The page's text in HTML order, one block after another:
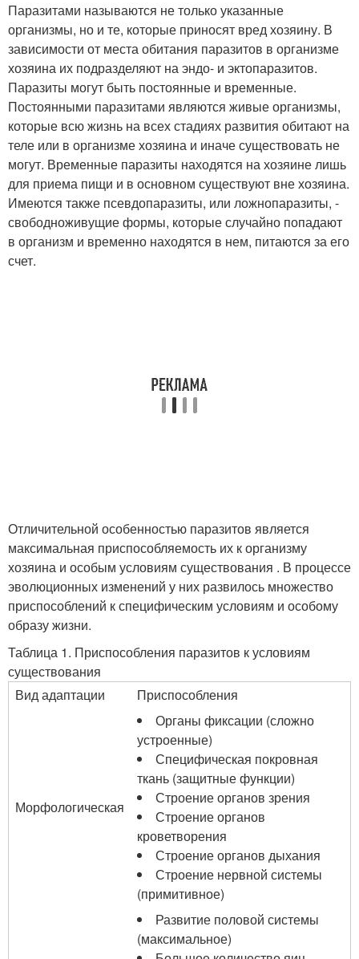
Паразитами называются не только указанные
организмы, но и те, которые приносят вред хозяину. В
зависимости от места обитания паразитов в организме
хозяина их подразделяют на эндо- и эктопаразитов.
Паразиты могут быть постоянные и временные.
Постоянными паразитами являются живые организмы,
которые всю жизнь на всех стадиях развития обитают на
теле или в организме хозяина и иначе существовать не
могут. Временные паразиты находятся на хозяине лишь
для приема пищи и в основном существуют вне хозяина.
Имеются также псевдопаразиты, или ложнопаразиты, -
свободноживущие формы, которые случайно попадают
в организм и временно находятся в нем, питаются за его
счет.
Отличительной особенностью паразитов является
максимальная приспособляемость их к организму
хозяина и особым условиям существования . В процессе
эволюционных изменений у них развилось множество
приспособлений к специфическим условиям и особому
образу жизни.
Таблица 1. Приспособления паразитов к условиям
существования
Вид адаптации
Приспособления
Морфологическая
Органы фиксации (сложно
устроенные)
Специфическая покровная
ткань (защитные функции)
Строение органов зрения
Строение органов
кроветворения
Строение органов дыхания
Строение нервной системы
(примитивное)
Развитие половой системы
(максимальное)